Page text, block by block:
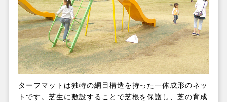
ターフマットは独特の網目構造を持った一体成形のネッ
トです。芝生に敷設することで芝根を保護し、芝の育成